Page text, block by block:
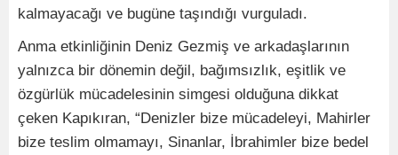
kalmayacağı ve bugüne taşındığı vurguladı.
Anma etkinliğinin Deniz Gezmiş ve arkadaşlarının
yalnızca bir dönemin değil, bağımsızlık, eşitlik ve
özgürlük mücadelesinin simgesi olduğuna dikkat
çeken Kapıkıran, “Denizler bize mücadeleyi, Mahirler
bize teslim olmamayı, Sinanlar, İbrahimler bize bedel